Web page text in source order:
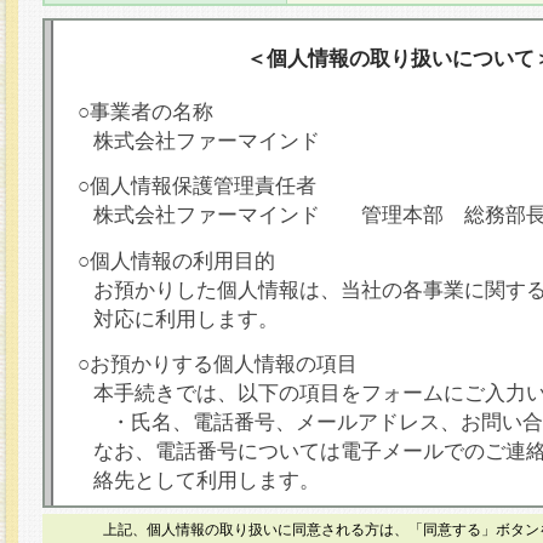
＜個人情報の取り扱いについて
○事業者の名称
株式会社ファーマインド
○個人情報保護管理責任者
株式会社ファーマインド 管理本部 総務部
○個人情報の利用目的
お預かりした個人情報は、当社の各事業に関す
対応に利用します。
○お預かりする個人情報の項目
本手続きでは、以下の項目をフォームにご入力
・氏名、電話番号、メールアドレス、お問い
なお、電話番号については電子メールでのご連
絡先として利用します。
○本人が容易に認識できない方法による個人情報
上記、個人情報の取り扱いに同意される方は、「同意する」ボタ